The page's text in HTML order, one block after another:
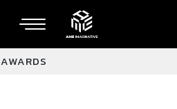
AWARDS